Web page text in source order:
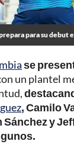
para su debut
se
un plantel
, Camilo
Sánchez y